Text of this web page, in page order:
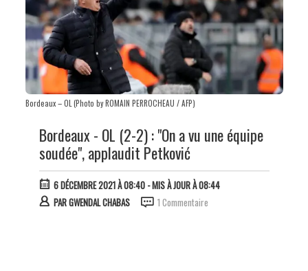
Bordeaux – OL (Photo by ROMAIN PERROCHEAU / AFP)
Bordeaux - OL (2-2) : "On a vu une équipe
soudée", applaudit Petković
6 DÉCEMBRE 2021 À 08:40- MIS À JOUR À 08:44
PARGWENDAL CHABAS 1 Commentaire